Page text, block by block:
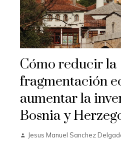
Cómo reducir la
fragmentación
aumentar la
Bosnia y
Jesus Manuel Sanchez